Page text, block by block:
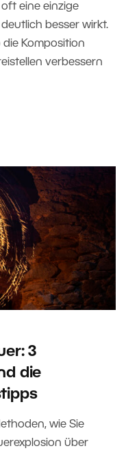
eine einzige
besser wirkt.
die Komposition
verbessern
3
die
wie Sie
über